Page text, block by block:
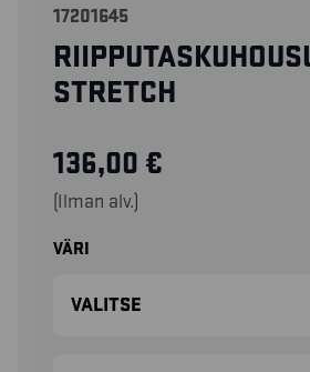
17201645
STRETCH
136,00 €
(Ilman alv.)
VÄRI